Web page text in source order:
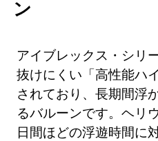
ン
アイブレックス・シリ
抜けにくい「高性能ハ
されており、長期間浮
るバルーンです。ヘリ
日間ほどの浮遊時間に